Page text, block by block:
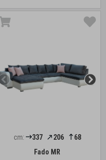
cm: 337 206
68
Fado MR